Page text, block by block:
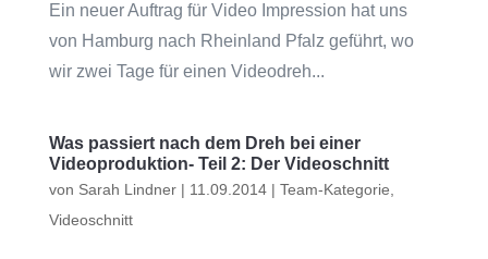
Ein neuer Auftrag für Video Impression hat uns
von Hamburg nach Rheinland Pfalz geführt, wo
wir zwei Tage für einen Videodreh...
Was passiert nach dem Dreh bei einer
Videoproduktion- Teil 2: Der Videoschnitt
von Sarah Lindner| 11.09.2014| Team-Kategorie
Videoschnitt